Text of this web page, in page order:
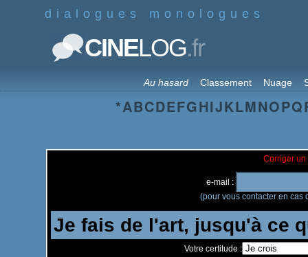
dialogues monologues
CINELOG.fr
Au hasard Classement Nuage
*ABCDEFGHIJKLMNOPQ
Corriger un
e-mail :
(pour vous contacter en cas
Votre certitude :